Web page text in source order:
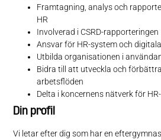
Framtagning, analys och
HR
Involverad i CSRD-rapporteringen
Ansvar för HR-system och
Utbilda organisationen i
Bidra till att utveckla och
arbetsflöden
Delta i koncernens nätverk för
Din profil
Vi letar efter dig som har en